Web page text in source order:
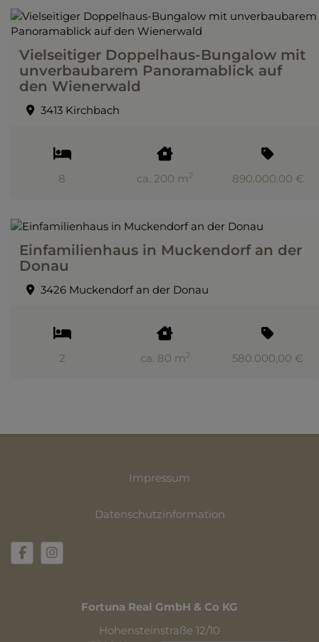
Vielseitiger Doppelhaus-Bungalow mit
unverbaubarem Panoramablick auf
den Wienerwald
3413 Kirchbach
8 ca. 200 m2 890.000,00 €
Einfamilienhaus in Muckendorf an der
Donau
3426 Muckendorf an der Donau
2 ca. 80 m2 580.000,00 €
Impressum
Datenschutzinformation
Fortuna Real GmbH & Co KG
Hohensteinstraße 12/10